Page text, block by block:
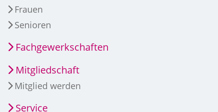
Frauen
Senioren
Fachgewerkschaften
Mitgliedschaft
Mitglied werden
Service